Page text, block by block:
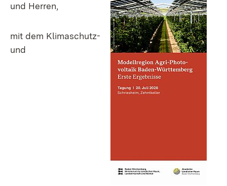
und Herren,
mit dem Klimaschutz-
und